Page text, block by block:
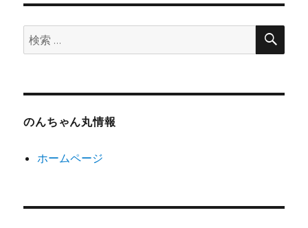
検
索:
検
のんちゃん丸情報
ホームページ